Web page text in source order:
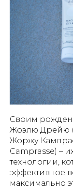
Своим
Жоэлю Дрейю
Жоржу
Camprasse) –
технологии,
эффективное
максимально